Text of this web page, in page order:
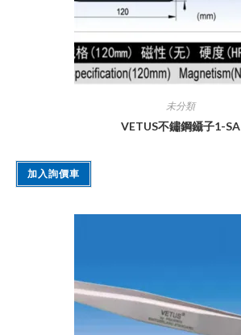
未分類
VETUS不鏽鋼鑷子1-SA
加入詢價車